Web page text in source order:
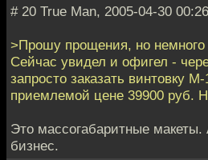
# 20 True Man, 2005-04-30
>Прошу прощения, но немного
Сейчас увидел и офигел -
запросто заказать винтовку
приемлемой цене 39900 руб.
Это массогабаритные
бизнес.